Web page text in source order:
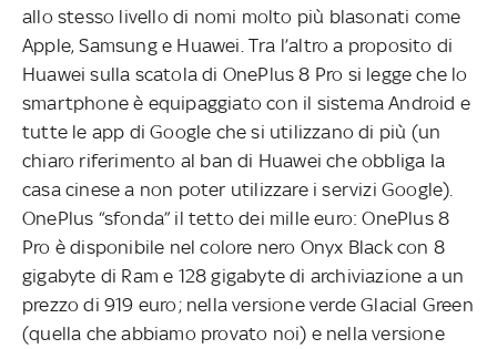
allo stesso livello di nomi molto più blasonati come
Apple, Samsung e Huawei. Tra l’altro a proposito di
Huawei sulla scatola di OnePlus 8 Pro si legge che lo
smartphone è equipaggiato con il sistema Android e
tutte le app di Google che si utilizzano di più (un
chiaro riferimento al ban di Huawei che obbliga la
casa cinese a non poter utilizzare i servizi Google).
OnePlus “sfonda” il tetto dei mille euro: OnePlus 8
Pro è disponibile nel colore nero Onyx Black con 8
gigabyte di Ram e 128 gigabyte di archiviazione a un
prezzo di 919 euro; nella versione verde Glacial Green
(quella che abbiamo provato noi) e nella versione